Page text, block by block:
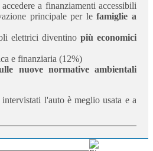
a finanziamenti accessibili
principale per lefamiglie a
elettrici diventino più economici
e finanziaria (12%)
nuove normative ambientali
l'auto è meglio usata e a